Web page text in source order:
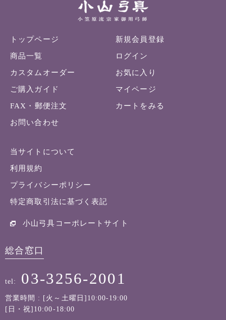
トップページ
商品一覧
カスタムオーダー
ご購入ガイド
FAX・郵便注文
お問い合わせ
新規会員登録
ログイン
お気に入り
マイページ
カートをみる
当サイトについて
利用規約
プライバシーポリシー
特定商取引法に基づく表記
小山弓具コーポレートサイト
総合窓口
tel: 03-3256-2001
営業時間 : [火～土曜日]10:00-19:00
[日・祝]10:00-18:00